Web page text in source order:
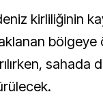
kirliliğinin
bölgeye
sahada